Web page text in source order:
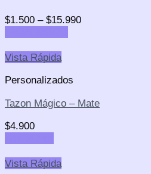
$1.500 – $15.990
Vista Rápida
Personalizados
Tazon Mágico – Mate
$4.900
Vista Rápida